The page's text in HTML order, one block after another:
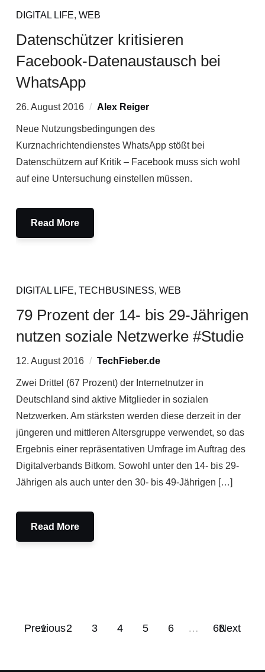
DIGITAL LIFE, WEB
Datenschützer kritisieren
Facebook-Datenaustausch bei
WhatsApp
26. August 2016 Alex Reiger
Neue Nutzungsbedingungen des
Kurznachrichtendienstes WhatsApp stößt bei
Datenschützern auf Kritik – Facebook muss sich wohl
auf eine Untersuchung einstellen müssen.
Read More
DIGITAL LIFE, TECHBUSINESS, WEB
79 Prozent der 14- bis 29-Jährigen
nutzen soziale Netzwerke #Studie
12. August 2016 TechFieber.de
Zwei Drittel (67 Prozent) der Internetnutzer in
Deutschland sind aktive Mitglieder in sozialen
Netzwerken. Am stärksten werden diese derzeit in der
jüngeren und mittleren Altersgruppe verwendet, so das
Ergebnis einer repräsentativen Umfrage im Auftrag des
Digitalverbands Bitkom. Sowohl unter den 14- bis 29-
Jährigen als auch unter den 30- bis 49-Jährigen […]
Read More
Previous
1 2 3 4 5 6 … 68Next